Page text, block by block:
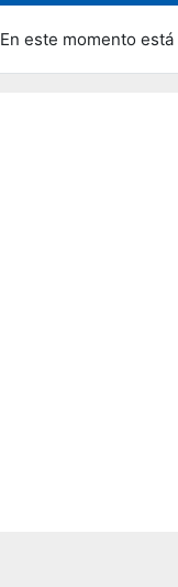
En este momento